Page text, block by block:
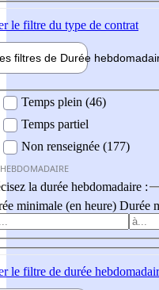
le filtre du type de contrat
filtres de Durée hebdo
Temps plein (46)
Temps partiel
Non renseignée (177)
la durée hebdomadaire :
minimale (en heure) Durée
le filtre de durée